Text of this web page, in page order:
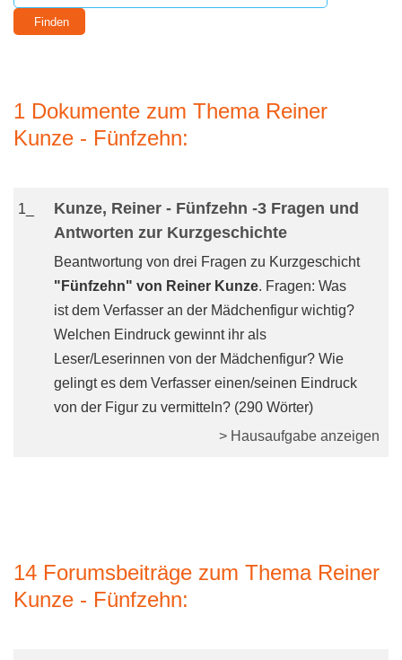
1 Dokumente zum Thema Reiner
Kunze - Fünfzehn:
1_
Kunze, Reiner - Fünfzehn -3 Fragen und
Antworten zur Kurzgeschichte
Beantwortung von drei Fragen zu Kurzgeschicht
"Fünfzehn" von Reiner Kunze. Fragen: Was
ist dem Verfasser an der Mädchenfigur wichtig?
Welchen Eindruck gewinnt ihr als
Leser/Leserinnen von der Mädchenfigur? Wie
gelingt es dem Verfasser einen/seinen Eindruck
von der Figur zu vermitteln? (290 Wörter)
> Hausaufgabe anzeigen
14 Forumsbeiträge zum Thema Reiner
Kunze - Fünfzehn: